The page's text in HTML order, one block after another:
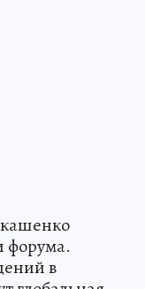
форума.
в